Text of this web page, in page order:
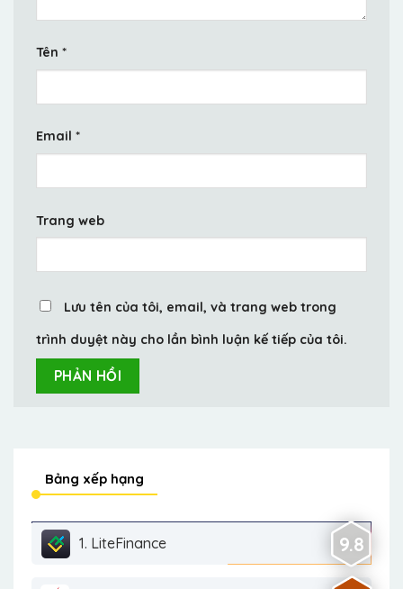
Tên *
Email *
Trang web
Lưu tên của tôi, email, và trang web trong
trình duyệt này cho lần bình luận kế tiếp của tôi.
Bảng xếp hạng
1. LiteFinance 9.8